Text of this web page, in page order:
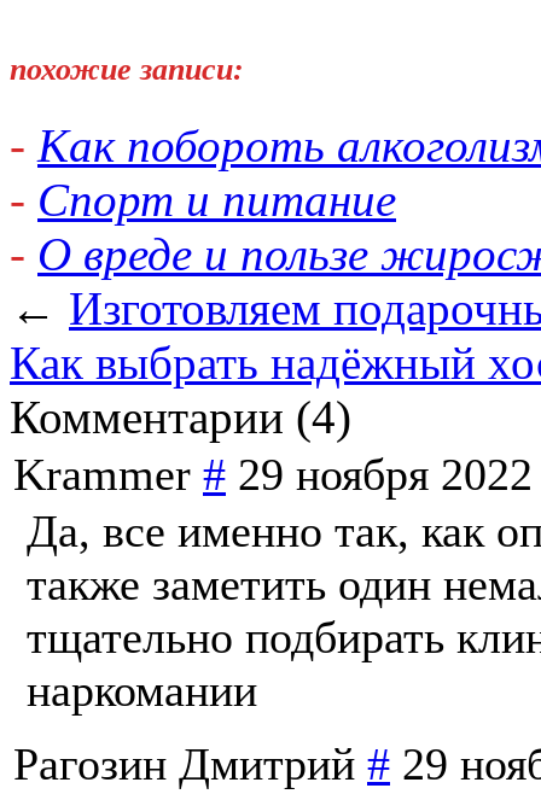
похожие записи:
- Как побороть
- Спорт и питание
- О вреде и пользе
← Изготовляем
Как выбрать надёжный
Комментарии (4)
Krammer # 29 ноября
Да, все именно так, как
также заметить один
тщательно подбирать
наркомании
Рагозин Дмитрий # 29